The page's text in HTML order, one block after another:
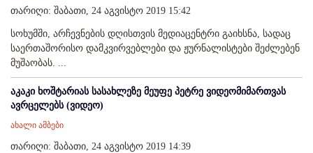
თარიღი: შაბათი, 24 აგვისტო 2019 15:42
სოხუმში, არჩევნების დღისთვის მედიაცენტრი გაიხსნა, სადაც
საერთაშორისო დამკვირვებლები და ჟურნალისტები შეძლებენ
მუშაობას. ...
აკაკი ხოშტარიას სასახლეზე მეუფე პეტრე ვიდეომიმართვას
ავრცელებს (ვიდეო)
ახალი ამბები
თარიღი: შაბათი, 24 აგვისტო 2019 14:39